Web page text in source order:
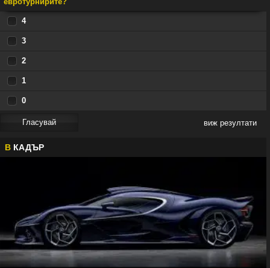
4
3
2
1
0
виж резултати
В КАДЪР